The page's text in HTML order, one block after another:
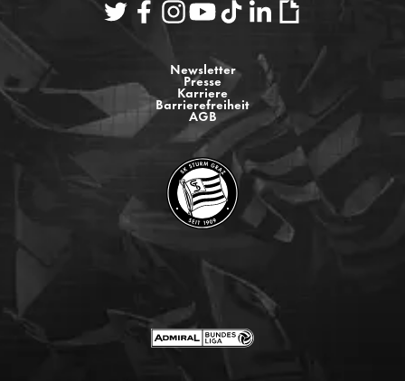
Newsletter
Presse
Karriere
Barrierefreiheit
AGB